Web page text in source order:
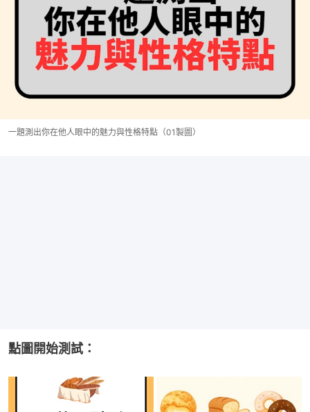
一題測出你在他人眼中的魅力與性格特點（01製圖）
點圖開始測試：